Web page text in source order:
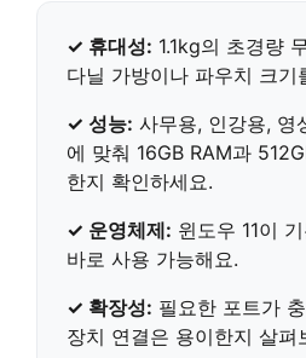
✓ 휴대성: 1.1kg의 초경량
다닐 가방이나 파우치 크기
✓ 성능: 사무용, 인강용, 영
에 맞춰 16GB RAM과
한지 확인하세요.
✓ 운영체제: 윈도우 11이
바로 사용 가능해요.
✓ 확장성: 필요한 포트가
장치 연결은 용이한지 살펴